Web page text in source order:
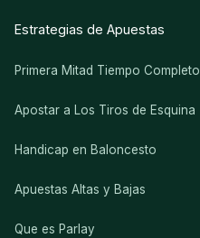
Estrategias de Apuestas
Primera Mitad Tiempo Completo
Apostar a Los Tiros de Esquina
Handicap en Baloncesto
Apuestas Altas y Bajas
Que es Parlay